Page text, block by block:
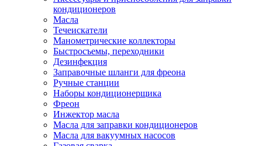
кондиционеров
Масла
Течеискатели
Манометрические коллекторы
Быстросъемы, переходники
Дезинфекция
Заправочные шланги для фреона
Ручные станции
Наборы кондиционерщика
Фреон
Инжектор масла
Масла для заправки кондиционеров
Масла для вакуумных насосов